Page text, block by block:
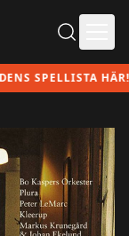
HÄR!